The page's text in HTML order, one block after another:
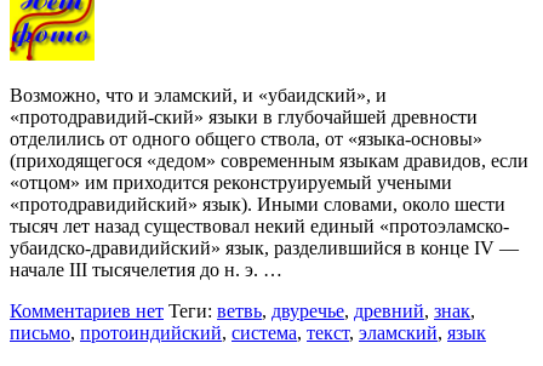
Возможно, что и эламский, и «убаидский», и
«протодравидий-ский» языки в глубочайшей древности
отделились от одного общего ствола, от «языка-основы»
(приходящегося «дедом» современным языкам дравидов, если
«отцом» им приходится реконструируемый учеными
«протодравидийский» язык). Иными словами, около шести
тысяч лет назад существовал некий единый «протоэламско-
убаидско-дравидийский» язык, разделившийся в конце IV —
начале III тысячелетия до н. э. …
Комментариев нет Теги: ветвь, двуречье, древний, знак,
письмо, протоиндийский, система, текст, эламский, язык